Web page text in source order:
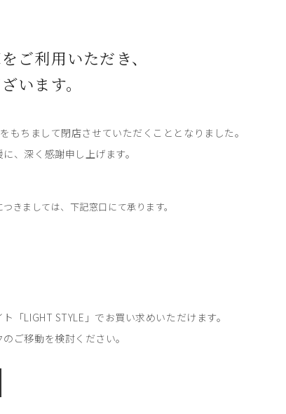
ご利用いただき、
います。
もちまして閉店させていただくこととなりました。
、深く感謝申し上げます。
きましては、下記窓口にて承ります。
「LIGHT STYLE」でお買い求めいただけます。
ご移動を検討ください。